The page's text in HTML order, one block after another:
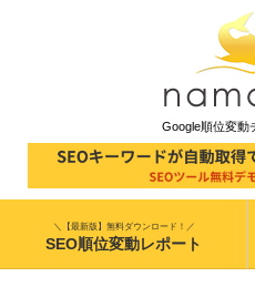
Google順位変動
＼【最新版】無料ダウンロード！／
SEO順位変動レポート